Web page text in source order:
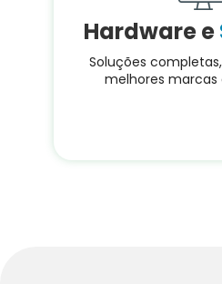
Hardware e
Soluções
melhores marcas